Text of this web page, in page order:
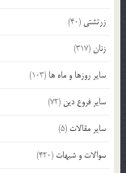
زرتشتی (40)
زنان(317)
سایر روزها و ماه ها (103)
سایر فروع دین (72)
سایر مقالات (5)
سوالات و شبهات (420)